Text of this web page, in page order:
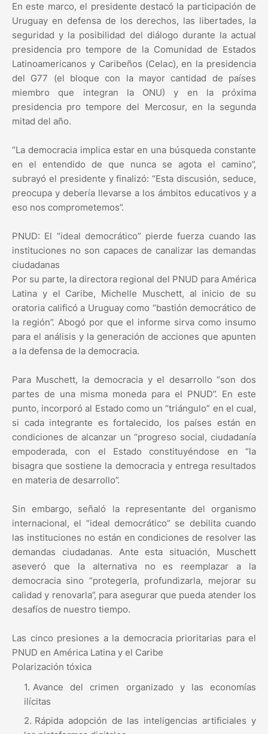
En este marco, el presidente destacó la participación de
Uruguay en defensa de los derechos, las libertades, la
seguridad y la posibilidad del diálogo durante la actual
presidencia pro tempore de la Comunidad de Estados
Latinoamericanos y Caribeños (Celac), en la presidencia
del G77 (el bloque con la mayor cantidad de países
miembro que integran la ONU) y en la próxima
presidencia pro tempore del Mercosur, en la segunda
mitad del año.
“La democracia implica estar en una búsqueda constante
en el entendido de que nunca se agota el camino”,
subrayó el presidente y finalizó: “Esta discusión, seduce,
preocupa y debería llevarse a los ámbitos educativos y a
eso nos comprometemos”.
PNUD: El “ideal democrático” pierde fuerza cuando las
instituciones no son capaces de canalizar las demandas
ciudadanas
Por su parte, la directora regional del PNUD para América
Latina y el Caribe, Michelle Muschett, al inicio de su
oratoria calificó a Uruguay como “bastión democrático de
la región”. Abogó por que el informe sirva como insumo
para el análisis y la generación de acciones que apunten
a la defensa de la democracia.
Para Muschett, la democracia y el desarrollo “son dos
partes de una misma moneda para el PNUD”. En este
punto, incorporó al Estado como un “triángulo” en el cual,
si cada integrante es fortalecido, los países están en
condiciones de alcanzar un “progreso social, ciudadanía
empoderada, con el Estado constituyéndose en “la
bisagra que sostiene la democracia y entrega resultados
en materia de desarrollo”.
Sin embargo, señaló la representante del organismo
internacional, el “ideal democrático” se debilita cuando
las instituciones no están en condiciones de resolver las
demandas ciudadanas. Ante esta situación, Muschett
aseveró que la alternativa no es reemplazar a la
democracia sino “protegerla, profundizarla, mejorar su
calidad y renovarla”, para asegurar que pueda atender los
desafíos de nuestro tiempo.
Las cinco presiones a la democracia prioritarias para el
PNUD en América Latina y el Caribe
Polarización tóxica
Avance del crimen organizado y las economías
ilícitas
Rápida adopción de las inteligencias artificiales y